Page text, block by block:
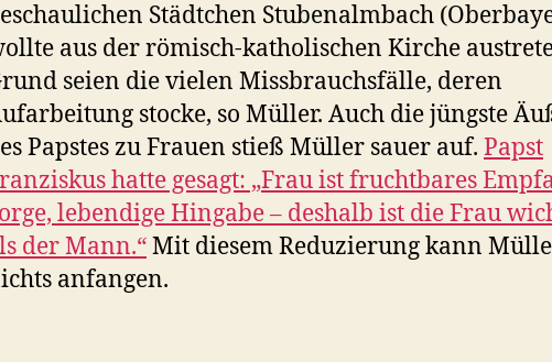
Städtchen Stubenalmbach
aus der römisch-katholischen Kirche
seien die vielen Missbrauchsfälle, deren
stocke, so Müller. Auch die jüngste
Papstes zu Frauen stieß Müller sauer auf. Papst
hatte gesagt: „Frau ist fruchtbares
lebendige Hingabe – deshalb ist die Frau
der Mann.“Mit diesem Reduzierung kann
anfangen.